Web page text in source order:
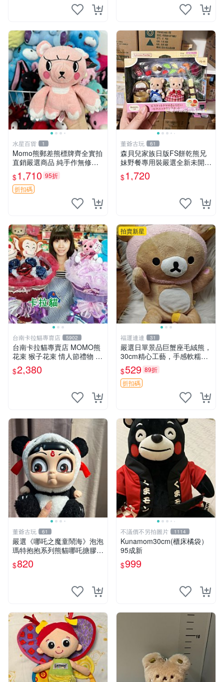
水星百貨 1
Momo熊郵差熊標牌齊全實拍
直銷嚴選商品 純手作無修圖
可收藏 郵差熊 Momo熊 標牌
商品
$1,710 95折
折扣碼
董爺古玩 61
森貝兒家族日版FS餅乾熊兄
妹野餐專用裝嚴選全新未開
封，包含兩組大童款紙盒裝，
適合收藏與分享。 餅乾熊兄
$1,720
台南卡拉貓專賣店 5902
台南卡拉貓專賣店 MOMO熊
花束 猴子花束 情人節禮物 二
選一 可繡字 可今天寄明天到
$2,380
拍賣新星
福運連連 31
嚴選日單景品巨蟹座毛絨熊，
30cm精心工藝，手感軟糯推
薦收藏送人 巨蟹座 毛絨玩具
精緻做工
$529 89折
折扣碼
董爺古玩 61
嚴選《哪吒之魔童鬧海》泡泡
瑪特抱抱系列熊貓哪吒搪膠臉
毛絨， STATE：如圖顯示 哪
吒 毛絨公仔 泡泡瑪特
$820
不議價不另拍圖片 1114
Kunamom30cm(櫃床橘袋）
95成新
$999